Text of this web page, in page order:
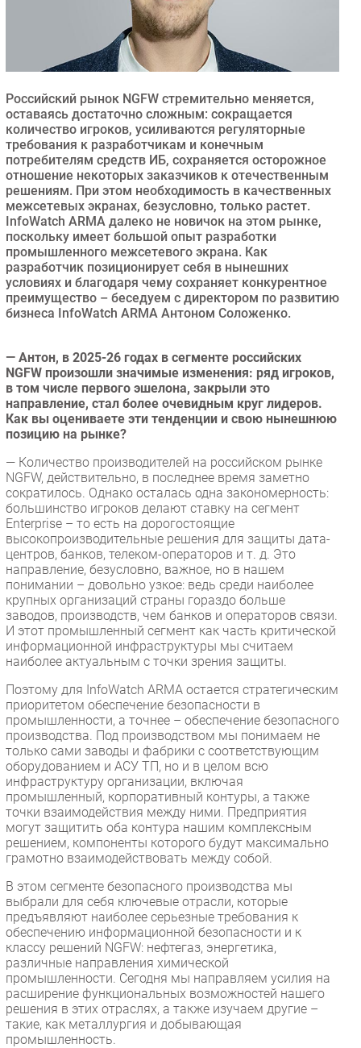
CIO/Управление ИТ
Здоровье
РАЗДЕЛЫ
Новости
Аналитика
Интервью
Мероприятия
Проекты
IT класс
Российский рынок NGFW стремительно меняется,
оставаясь достаточно сложным: сокращается
количество игроков, усиливаются регуляторные
требования к разработчикам и конечным
потребителям средств ИБ, сохраняется осторожное
отношение некоторых заказчиков к отечественным
решениям. При этом необходимость в качественных
межсетевых экранах, безусловно, только растет.
InfoWatch ARMA далеко не новичок на этом рынке,
поскольку имеет большой опыт разработки
промышленного межсетевого экрана. Как
разработчик позиционирует себя в нынешних
условиях и благодаря чему сохраняет конкурентное
преимущество – беседуем с директором по развитию
бизнеса InfoWatch ARMA Антоном Соложенко.
— Антон, в 2025-26 годах в сегменте российских
NGFW произошли значимые изменения: ряд игроков,
в том числе первого эшелона, закрыли это
направление, стал более очевидным круг лидеров.
Как вы оцениваете эти тенденции и свою нынешнюю
позицию на рынке?
— Количество производителей на российском рынке
NGFW, действительно, в последнее время заметно
сократилось. Однако осталась одна закономерность:
большинство игроков делают ставку на сегмент
Enterprise – то есть на дорогостоящие
высокопроизводительные решения для защиты дата-
центров, банков, телеком-операторов и т. д. Это
направление, безусловно, важное, но в нашем
понимании – довольно узкое: ведь среди наиболее
крупных организаций страны гораздо больше
заводов, производств, чем банков и операторов связи.
И этот промышленный сегмент как часть критической
информационной инфраструктуры мы считаем
наиболее актуальным с точки зрения защиты.
Поэтому для InfoWatch ARMA остается стратегическим
приоритетом обеспечение безопасности в
промышленности, а точнее – обеспечение безопасного
производства. Под производством мы понимаем не
только сами заводы и фабрики с соответствующим
оборудованием и АСУ ТП, но и в целом всю
инфраструктуру организации, включая
промышленный, корпоративный контуры, а также
точки взаимодействия между ними. Предприятия
могут защитить оба контура нашим комплексным
решением, компоненты которого будут максимально
грамотно взаимодействовать между собой.
В этом сегменте безопасного производства мы
выбрали для себя ключевые отрасли, которые
предъявляют наиболее серьезные требования к
обеспечению информационной безопасности и к
классу решений NGFW: нефтегаз, энергетика,
различные направления химической
промышленности. Сегодня мы направляем усилия на
расширение функциональных возможностей нашего
решения в этих отраслях, а также изучаем другие –
такие, как металлургия и добывающая
промышленность.